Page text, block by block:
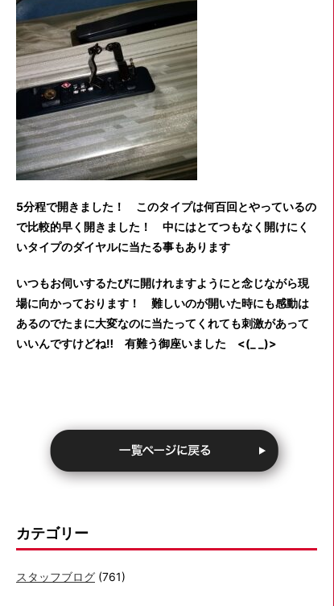
5分程で開きました！ このタイプは何百回とやっているの
で比較的早く開きました！ 中にはとてつもなく開けにく
いタイプのダイヤルに当たる事もあります
いつもお伺いするたびに開けれますようにと念じながら現
場に向かっております！ 難しいのが開いた時にも感動は
あるのでたまに大変なのに当たってくれても刺激があって
いいんですけどね‼ 有難う御座いました <(_ _)>
カテゴリー
スタッフブログ (761)